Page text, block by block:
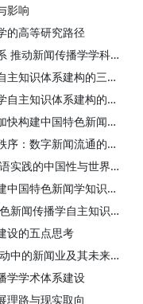
影响
的高等研究路径
闻传播学学科建设与发展
建构的三重进路——以新闻理
系建构的若干基础问题刍议
特色新闻传播学“三大体系”
：数字新闻流通的网络
践的中国性与世界性
国特色新闻学知识体系
闻传播学自主知识体系
设的五点思考
的新闻业及其未来走向
学学术体系建设
理路与现实取向